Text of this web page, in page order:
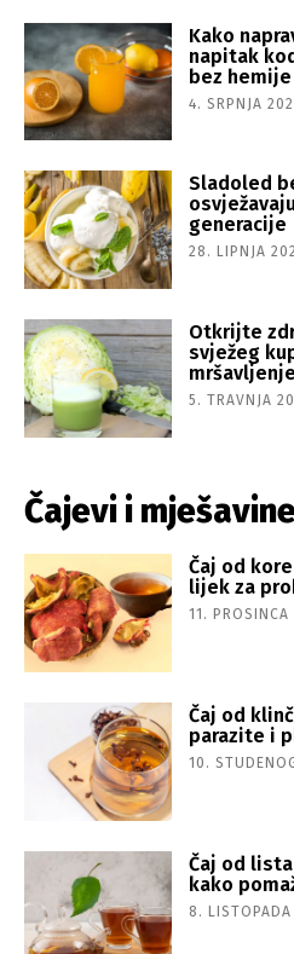
Kako
napitak
bez hemije
4. SRPNJA
Sladoled
generacije
28. LIPNJA
Otkrijte
svježeg
5. TRAVNJA
Čajevi i
Čaj od
lijek za
11. PROSINCA
Čaj od
parazite i
10.
Čaj od
kako
8.